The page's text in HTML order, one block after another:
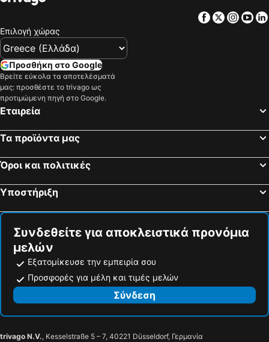
Facebook
Twitter
Επιλογή χώρας
Προσθήκη στο Google
Βρείτε εύκολα τα αποτελέσματά
μας: προσθέστε το trivago ως
προτιμώμενη πηγή στο Google.
Εταιρεία
Τα προϊόντα μας
Όροι και πολιτικές
Υποστήριξη
Συνδεθείτε για αποκλειστικά προνόμια
μελών
Εξατομίκευσε την εμπειρία σου
Προσφορές για μέλη και τιμές μελών
Σύνδεση
trivago N.V., Kesselstraße 5 – 7, 40221 Düsseldorf, Γερμανία